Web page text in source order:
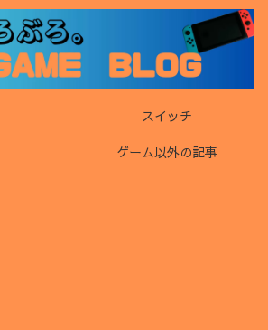
スイッチ
ゲーム以外の記事